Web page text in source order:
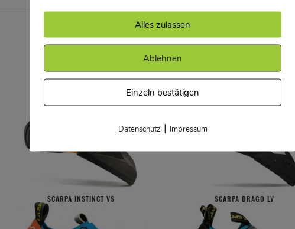
SCARPA INSTINCT VS SCARPA DRAGO LV
Alles zulassen
Ablehnen
Einzeln bestätigen
Datenschutz | Impressum